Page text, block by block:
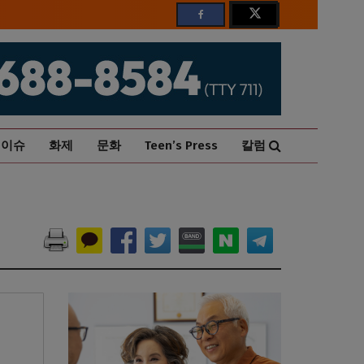
이슈 화제 문화 Teen’s Press 칼럼